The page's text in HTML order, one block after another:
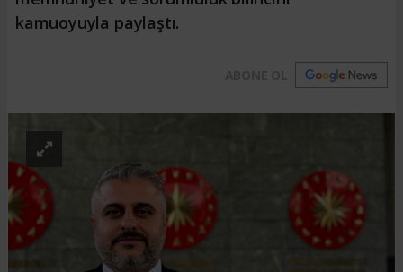
kamuoyuyla paylaştı.